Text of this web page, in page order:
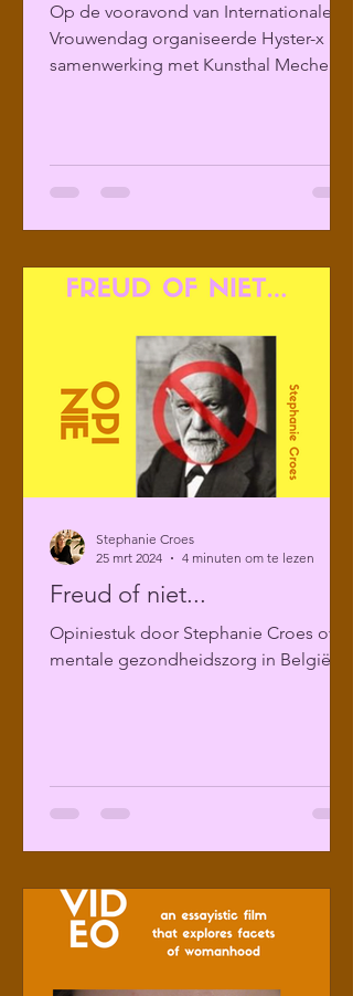
Op de vooravond van Internationale
Vrouwendag organiseerde Hyster-x in
samenwerking met Kunsthal Mechelen
Freud of niet...
Opiniestuk door Stephanie Croes over
mentale gezondheidszorg in België
Stephanie Croes
25 mrt 2024
4 minuten om te lezen